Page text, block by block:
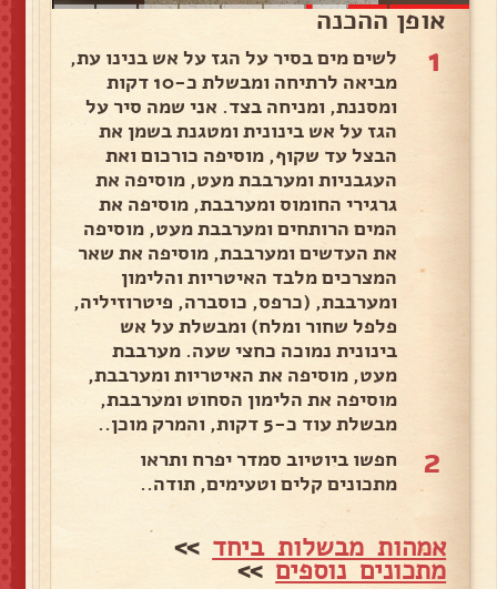
אופן ההכנה
1
לשים מים בסיר על הגז על אש בנינו עת,
מביאה לרתיחה ומבשלת כ-10 דקות
ומסננת, ומניחה בצד. אני שמה סיר על
הגז על אש בינונית ומטגנת בשמן את
הבצל עד שקוף, מוסיפה כורכום ואת
העגבניות ומערבבת מעט, מוסיפה את
גרגירי החומוס ומערבבת, מוסיפה את
המים הרותחים ומערבבת מעט, מוסיפה
את העדשים ומערבבת, מוסיפה את שאר
המצרכים מלבד האיטריות והלימון
ומערבבת, (כרפס, כוסברה, פיטרוזיליה,
פלפל שחור ומלח) ומבשלת על אש
בינונית נמוכה כחצי שעה. מערבבת
מעט, מוסיפה את האיטריות ומערבבת,
מוסיפה את הלימון הסחוט ומערבבת,
מבשלת עוד כ-5 דקות, והמרק מוכן..
2
חפשו ביוטיוב סמדר יפרח ותראו
מתכונים קלים וטעימים, תודה..
אמהות מבשלות ביחד >>
מתכונים נוספים>>